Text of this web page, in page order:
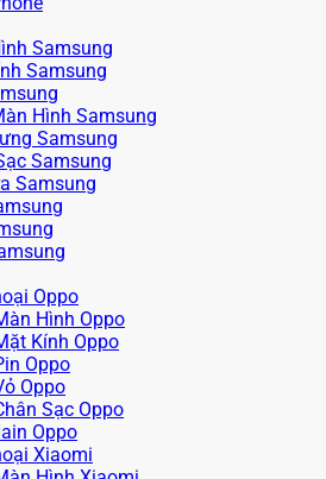
Samsung
Samsung
Hình Samsung
Samsung
Samsung
Samsung
Oppo
Hình Oppo
Kính Oppo
Oppo
Oppo
Sạc Oppo
Oppo
Xiaomi